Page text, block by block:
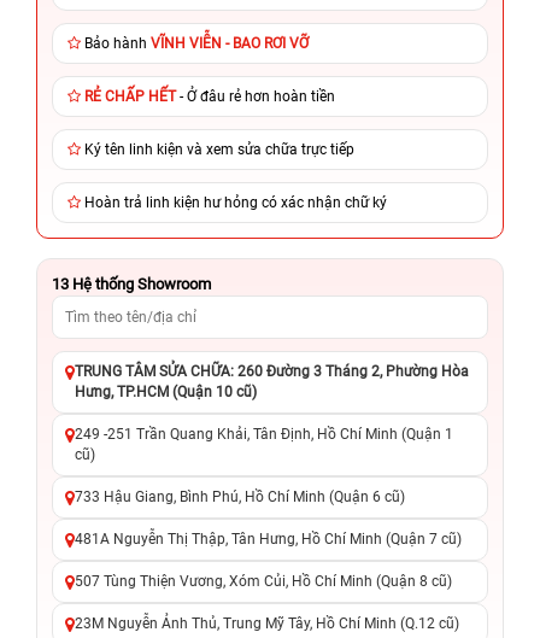
Bảo hành VĨNH VIỄN - BAO RƠI VỠ
RẺ CHẤP HẾT- Ở đâu rẻ hơn hoàn tiền
Ký tên linh kiện và xem sửa chữa trực tiếp
Hoàn trả linh kiện hư hỏng có xác nhận chữ ký
13 Hệ thống Showroom
TRUNG TÂM SỬA CHỮA: 260 Đường 3 Tháng 2, Phường Hòa
Hưng, TP.HCM (Quận 10 cũ)
249 -251 Trần Quang Khải, Tân Định, Hồ Chí Minh (Quận 1
cũ)
733 Hậu Giang, Bình Phú, Hồ Chí Minh (Quận 6 cũ)
481A Nguyễn Thị Thập, Tân Hưng, Hồ Chí Minh (Quận 7 cũ)
507 Tùng Thiện Vương, Xóm Củi, Hồ Chí Minh (Quận 8 cũ)
23M Nguyễn Ảnh Thủ, Trung Mỹ Tây, Hồ Chí Minh (Q.12 cũ)